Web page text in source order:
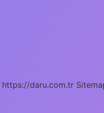
https://daru.com.tr